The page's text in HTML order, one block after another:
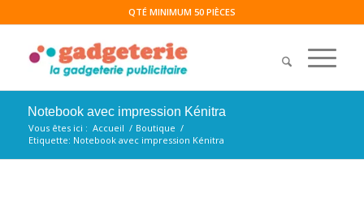
QTÉ MINIMUM 50 PIÈCES
Notebook avec impression Kénitra
Vous êtes ici : Accueil / Boutique /
Etiquette: Notebook avec impression Kénitra